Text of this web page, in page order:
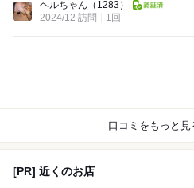
ヘルちゃん （1283）
2024/12 訪問
1回
口コミをもっと見
[PR] 近くのお店